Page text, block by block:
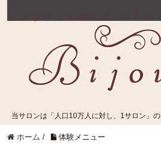
当サロンは「人口10万人に対し、1サロン」
ホーム / 体験メニュー